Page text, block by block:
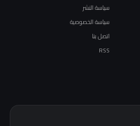
سياسة النشر
سياسة الخصوصية
اتصل بنا
RSS